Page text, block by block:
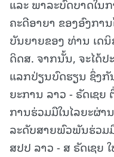
ແລະ ພາລະບົດບາດໃນ
ຄະດີອາຍາ ຂອງອົງກາ
ບັນຍາຍຂອງ ທ່ານ ເດ
ດິດສ. ຈາກນັ້ນ, ຈະໄດ້
ແລກປ່ຽນບົດຮຽນ ຊຶ່ງກັ
ຍະການ ລາວ - ຣັດເຊ
ການຮ່ວມມືໃນໄລຍະຜ່
ລະດັບສາຍພົວພັນຮ່ວມ
ສປປ ລາວ - ສ ຣັດເຊຍ